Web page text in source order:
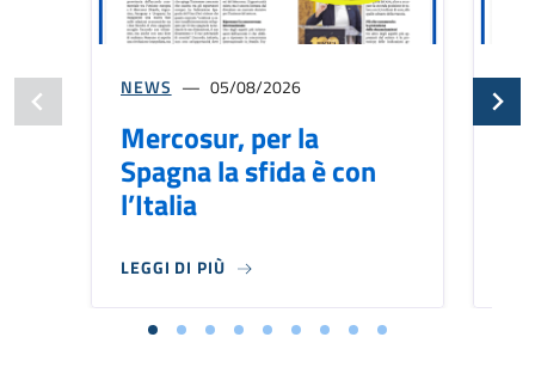
NEWS 05/08/2026
Mercosur, per la
Spagna la sfida è con
l’Italia
LEGGI DI PIÙ